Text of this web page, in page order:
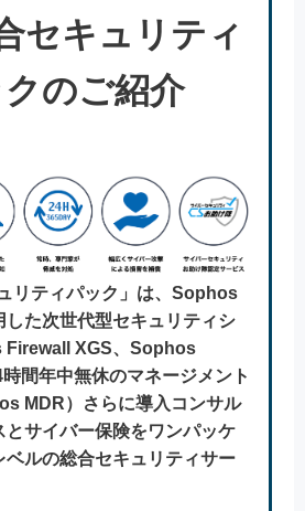
セキュリティ
のご紹介
リティパック」は、Sophos
した次世代型セキュリティシ
Firewall XGS、Sophos
間年中無休のマネージメント
MDR）さらに導入コンサル
とサイバー保険をワンパッケ
ベルの総合セキュリティサー